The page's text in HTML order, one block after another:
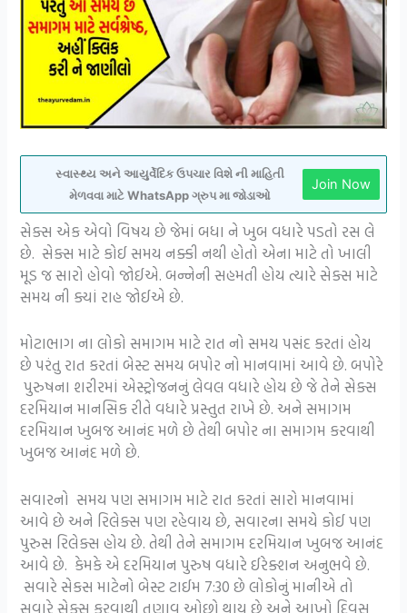
સ્વાસ્થ્ય અને આયુર્વેદિક ઉપચાર વિશે ની માહિતી
મેળવવા માટે WhatsApp ગ્રુપ મા જોડાઓ
Join Now
સેક્સ એક એવો વિષય છે જેમાં બધા ને ખુબ વધારે પડતો રસ લે
છે. સેક્સ માટે કોઈ સમય નક્કી નથી હોતો એના માટે તો ખાલી
મૂડ જ સારો હોવો જોઈએ. બન્નેની સહમતી હોય ત્યારે સેક્સ માટે
સમય ની ક્યાં રાહ જોઈએ છે.
મોટાભાગ ના લોકો સમાગમ માટે રાત નો સમય પસંદ કરતાં હોય
છે પરંતુ રાત કરતાં બેસ્ટ સમય બપોર નો માનવામાં આવે છે. બપોરે
પુરુષના શરીરમાં એસ્ટ્રોજનનું લેવલ વધારે હોય છે જે તેને સેક્સ
દરમિયાન માનસિક રીતે વધારે પ્રસ્તુત રાખે છે. અને સમાગમ
દરમિયાન ખુબજ આનંદ મળે છે તેથી બપોર ના સમાગમ કરવાથી
ખુબજ આનંદ મળે છે.
સવારનો સમય પણ સમાગમ માટે રાત કરતાં સારો માનવામાં
આવે છે અને રિલેક્સ પણ રહેવાય છે, સવારના સમયે કોઈ પણ
પુરુસ રિલેક્સ હોય છે. તેથી તેને સમાગમ દરમિયાન ખુબજ આનંદ
આવે છે. કેમકે એ દરમિયાન પુરુષ વધારે ઈરેક્શન અનુભવે છે.
સવારે સેકસ માટેનો બેસ્ટ ટાઈમ 7:30 છે લોકોનું માનીએ તો
સવારે સેક્સ કરવાથી તણાવ ઓછો થાય છે અને આખો દિવસ